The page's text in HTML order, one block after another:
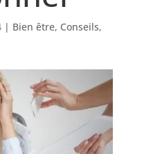
| Bien être, Conseils,